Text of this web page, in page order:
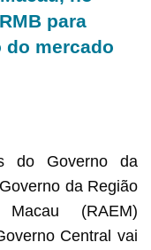
para
mercado
do Governo da
da Região
(RAEM)
Central vai